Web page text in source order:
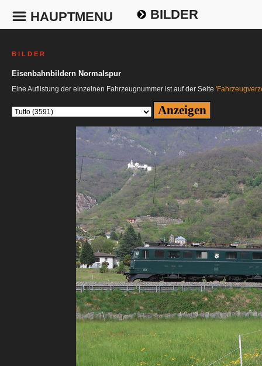
HAUPTMENU BILDER
B I L D E R
Eisenbahnbildern Normalspur
Eine Auflistung der einzelnen Fahrzeugnummer ist auf der Seite